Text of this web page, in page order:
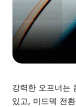
강력한 오프너는
있고, 미드덱 전